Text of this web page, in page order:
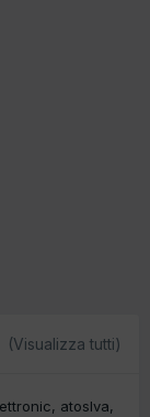
(Visualizza tutti)
atoslva